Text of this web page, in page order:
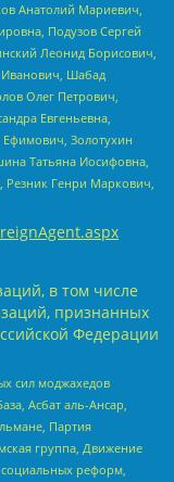
Анатолий Мариевич,
Подузов Сергей
Леонид Борисович,
Шабад
Олег Петрович,
Евгеньевна,
Золотухин
Татьяна Иосифовна,
Генри Маркович,
в том числе
признанных
Федерации
сил моджахедов
Асбат аль-Ансар,
Партия
группа, Движение
социальных реформ,